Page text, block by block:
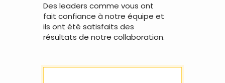
Des leaders comme vous ont
fait confiance à notre équipe et
ils ont été satisfaits des
résultats de notre collaboration.